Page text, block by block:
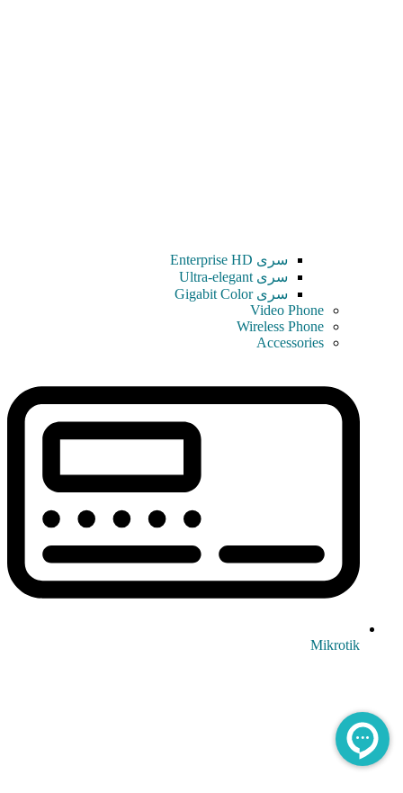
سری Enterprise HD
سری Ultra-elegant
سری Gigabit Color
Video Phone
Wireless Phone
Accessories
Mikrotik